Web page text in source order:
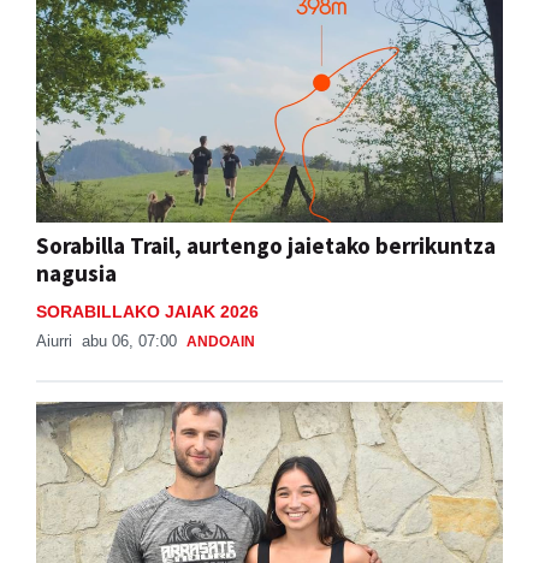
Sorabilla Trail, aurtengo jaietako berrikuntza
nagusia
SORABILLAKO JAIAK 2026
Aiurri abu 06, 07:00 ANDOAIN